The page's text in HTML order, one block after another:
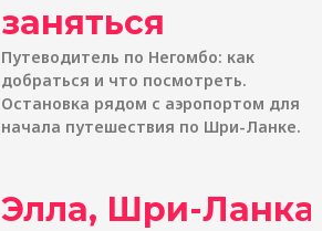
заняться
Путеводитель по Негомбо: как
добраться и что посмотреть.
Остановка рядом с аэропортом для
начала путешествия по Шри-Ланке.
Элла, Шри-